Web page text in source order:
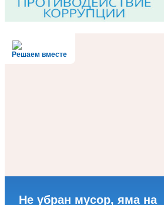
Решаем вместе
Не убран мусор, яма на